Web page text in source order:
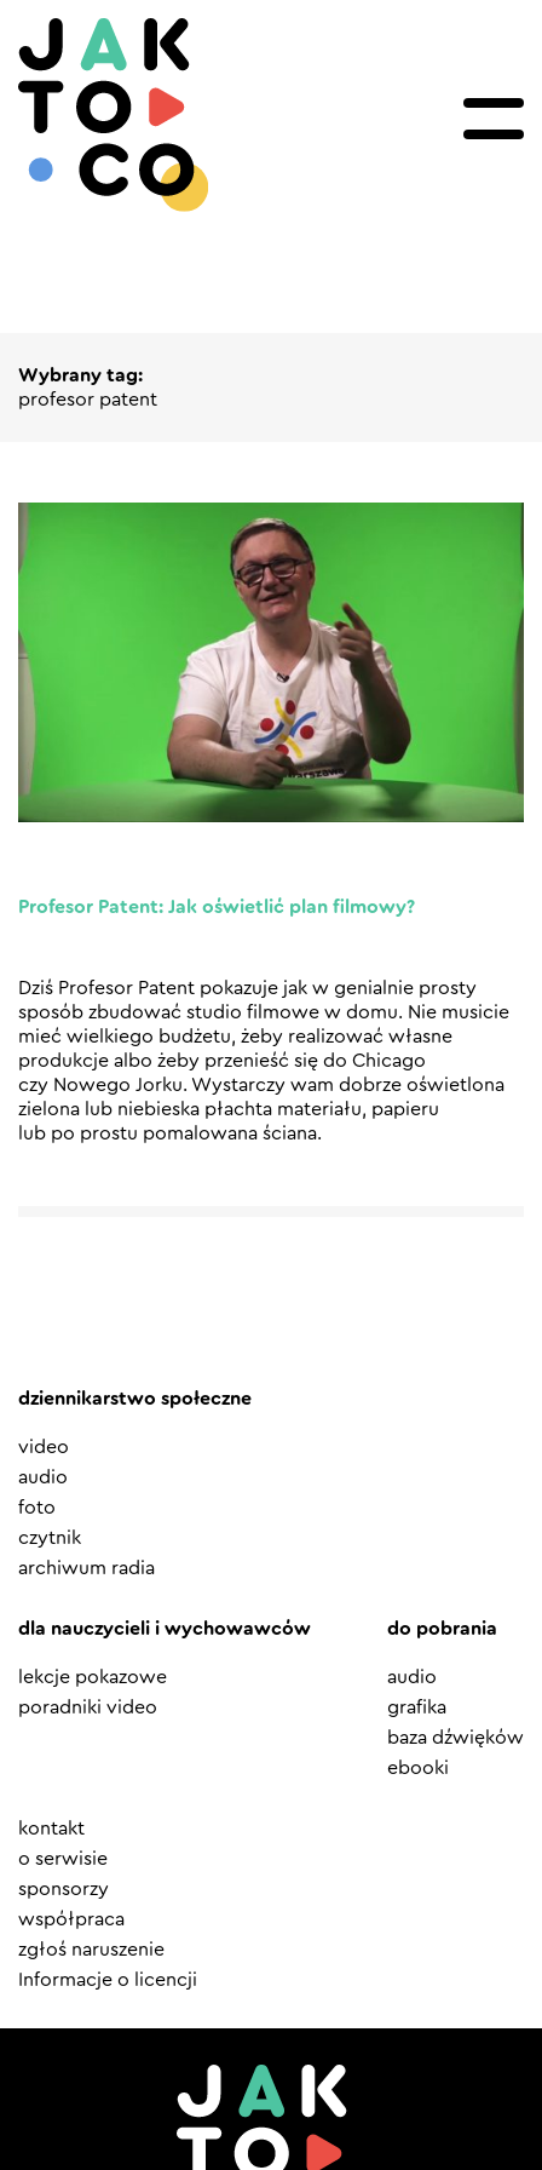
Wybrany tag:
profesor patent
Profesor Patent: Jak oświetlić plan filmowy?
Dziś Profesor Patent pokazuje jak w genialnie prosty
sposób zbudować studio filmowe w domu. Nie musicie
mieć wielkiego budżetu, żeby realizować własne
produkcje albo żeby przenieść się do Chicago
czy Nowego Jorku. Wystarczy wam dobrze oświetlona
zielona lub niebieska płachta materiału, papieru
lub po prostu pomalowana ściana.
dziennikarstwo społeczne
video
audio
foto
czytnik
archiwum radia
dla nauczycieli i wychowawców
lekcje pokazowe
poradniki video
do pobrania
audio
grafika
baza dźwięków
ebooki
Element
menu
kontakt
o serwisie
sponsorzy
współpraca
zgłoś naruszenie
Informacje o licencji